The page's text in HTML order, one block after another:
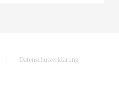
Datenschutzerklärung